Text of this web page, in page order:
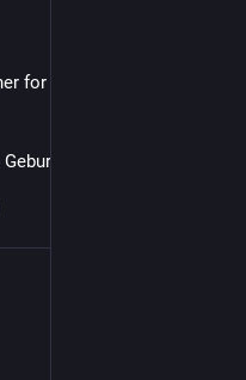
for a month, trying to get
Geburt 1888